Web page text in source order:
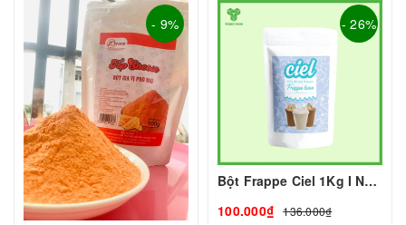
- 9% - 26%
Bột Frappe Ciel 1Kg I Nguyên Liệu Pha Chế - Tobee Food
100.000₫
136.000₫